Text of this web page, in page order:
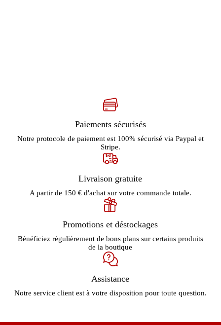
Paiements sécurisés
Notre protocole de paiement est 100% sécurisé via Paypal et
Stripe.
Livraison gratuite
A partir de 150 € d'achat sur votre commande totale.
Promotions et déstockages
Bénéficiez régulièrement de bons plans sur certains produits
de la boutique
Assistance
Notre service client est à votre disposition pour toute question.